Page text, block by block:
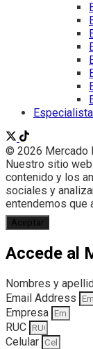
© 2026 Mercado
Nuestro sitio
contenido y los
sociales y
entendemos que
Aceptar
Accede al
Nombres y
Email Address
Empresa
RUC
Celular